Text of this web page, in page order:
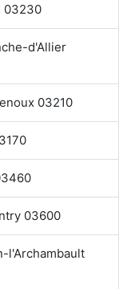
03230
d'Allier
03210
03600
l'Archambault